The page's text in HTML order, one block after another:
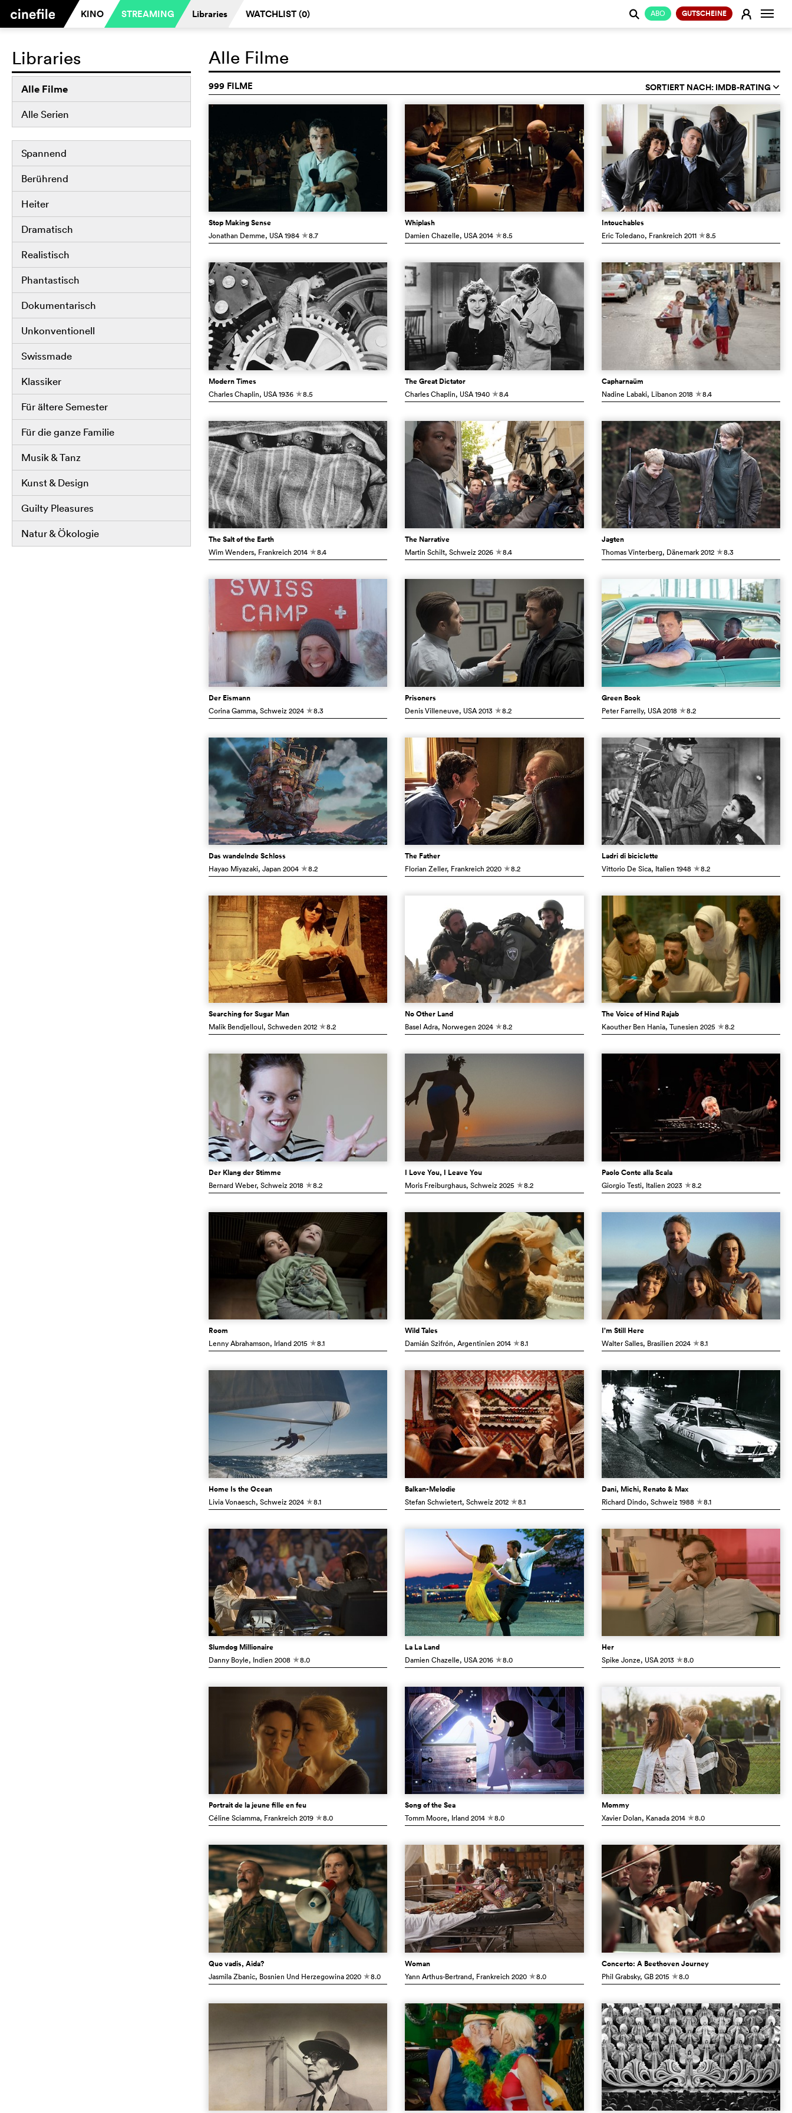
KINO STREAMING Libraries WATCHLIST (0) ABO GUTSCHEINE E
j
Libraries
Alle Filme
Alle Serien
Spannend
Berührend
Heiter
Dramatisch
Realistisch
Phantastisch
Dokumentarisch
Unkonventionell
Swissmade
Klassiker
Für ältere Semester
Für die ganze Familie
Musik & Tanz
Kunst & Design
Guilty Pleasures
Natur & Ökologie
Alle Filme
SORTIERT NACH: IMDB-RATING q
999 FILME
Stop Making Sense
Jonathan Demme, USA1984 c8.7
Whiplash
Damien Chazelle, USA2014 c8.5
Intouchables
Eric Toledano, Frankreich 2011 c8.5
Modern Times
Charles Chaplin, USA1936 c8.5
The Great Dictator
Charles Chaplin, USA1940 c8.4
Capharnaüm
Nadine Labaki, Libanon 2018 c8.4
The Salt of the Earth
Wim Wenders, Frankreich 2014 c8.4
The Narrative
Martin Schilt, Schweiz2026 c8.4
Jagten
Thomas Vinterberg, Dänemark2012 c8.3
Der Eismann
Corina Gamma, Schweiz2024 c8.3
Prisoners
Denis Villeneuve, USA2013 c8.2
Green Book
Peter Farrelly, USA2018 c8.2
Das wandelnde Schloss
Hayao Miyazaki, Japan 2004 c8.2
The Father
Florian Zeller, Frankreich 2020 c8.2
Ladri di biciclette
Vittorio De Sica, Italien 1948 c8.2
Searching for Sugar Man
Malik Bendjelloul, Schweden 2012 c8.2
No Other Land
Basel Adra, Norwegen 2024 c8.2
The Voice of Hind Rajab
Kaouther Ben Hania, Tunesien 2025 c8.2
Der Klang der Stimme
Bernard Weber, Schweiz2018 c8.2
I Love You, I Leave You
Moris Freiburghaus, Schweiz2025 c8.2
Paolo Conte alla Scala
Giorgio Testi, Italien 2023 c8.2
Room
Lenny Abrahamson, Irland2015 c8.1
Wild Tales
Damián Szifrón, Argentinien 2014 c8.1
I’m Still Here
Walter Salles, Brasilien 2024 c8.1
Home Is the Ocean
Livia Vonaesch, Schweiz2024 c8.1
Balkan-Melodie
Stefan Schwietert, Schweiz2012 c8.1
Dani, Michi, Renato & Max
Richard Dindo, Schweiz1988 c8.1
Slumdog Millionaire
Danny Boyle, Indien 2008 c8.0
La La Land
Damien Chazelle, USA2016 c8.0
Her
Spike Jonze, USA2013 c8.0
Portrait de la jeune fille en feu
Céline Sciamma, Frankreich 2019 c8.0
Song of the Sea
Tomm Moore, Irland2014 c8.0
Mommy
Xavier Dolan, Kanada2014 c8.0
Quo vadis, Aida?
Jasmila Zbanic, Bosnien Und Herzegowina2020 c8.0
Woman
Yann Arthus-Bertrand, Frankreich 2020 c8.0
Concerto: A Beethoven Journey
Phil Grabsky, GB2015 c8.0